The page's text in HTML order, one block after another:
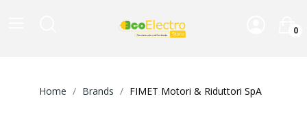
0
Home Brands FIMET Motori & Riduttori SpA